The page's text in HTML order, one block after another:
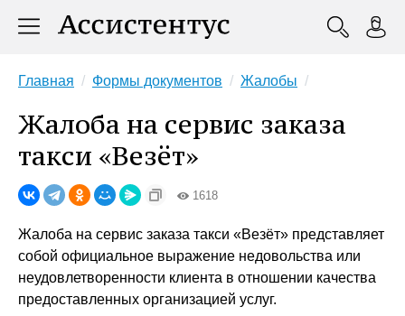
Главная Формы документов Жалобы
Жалоба на сервис заказа
такси «Везёт»
1618
Жалоба на сервис заказа такси «Везёт» представляет
собой официальное выражение недовольства или
неудовлетворенности клиента в отношении качества
предоставленных организацией услуг.